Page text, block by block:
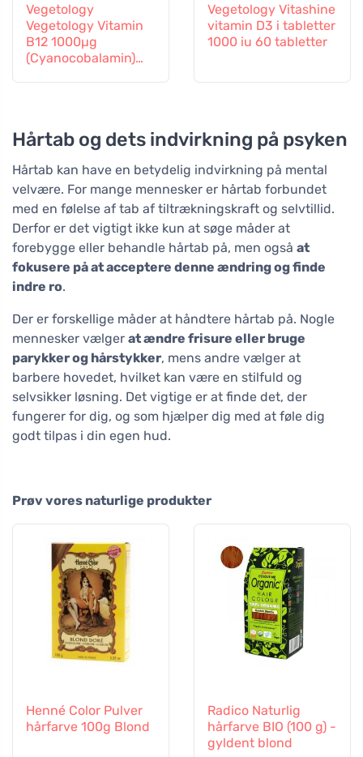
Vegetology
Vegetology Vitamin
B12 1000µg
(Cyanocobalamin)
Vegetology Vitashine
vitamin D3 i tabletter
1000 iu 60 tabletter
Hårtab og dets indvirkning på psyken
Hårtab kan have en betydelig indvirkning på mental
velvære. For mange mennesker er hårtab forbundet
med en følelse af tab af tiltrækningskraft og selvtillid.
Derfor er det vigtigt ikke kun at søge måder at
forebygge eller behandle hårtab på, men også at
fokusere på at acceptere denne ændring og finde
indre ro.
Der er forskellige måder at håndtere hårtab på. Nogle
mennesker vælger at ændre frisure eller bruge
parykker og hårstykker, mens andre vælger at
barbere hovedet, hvilket kan være en stilfuld og
selvsikker løsning. Det vigtige er at finde det, der
fungerer for dig, og som hjælper dig med at føle dig
godt tilpas i din egen hud.
Prøv vores naturlige produkter
Henné Color Pulver
hårfarve 100g Blond
Radico Naturlig
hårfarve BIO (100 g) -
gyldent blond